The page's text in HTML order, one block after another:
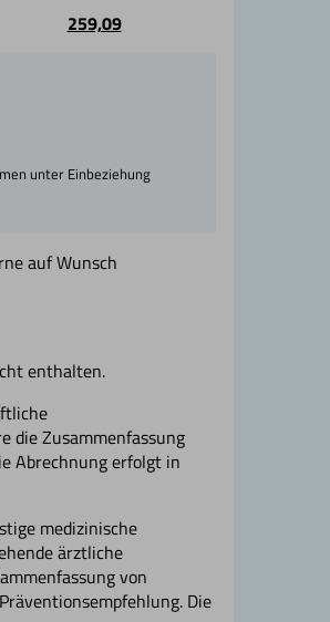
259,09
unter Einbeziehung
auf Wunsch
enthalten.
die Zusammenfassung
Abrechnung erfolgt in
medizinische
ärztliche
von
Die